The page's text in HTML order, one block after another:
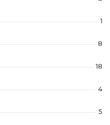
1
8
18
4
5